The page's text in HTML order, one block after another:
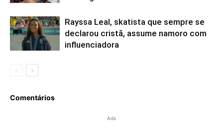
Rayssa Leal, skatista que sempre se
declarou cristã, assume namoro com
influenciadora
Comentários
Ads